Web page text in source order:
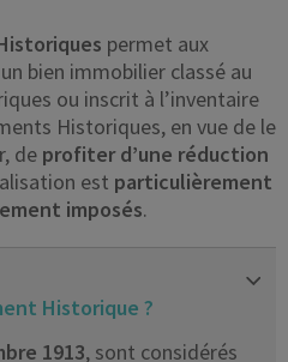
permet aux
bien immobilier classé au
ou inscrit à l’inventaire
Historiques, en vue de le
de profiter d’une réduction
est particulièrement
imposés.
Historique ?
1913, sont considérés